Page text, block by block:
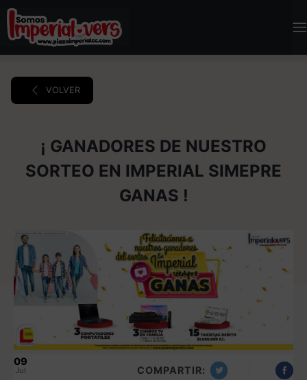
VOLVER
¡ GANADORES DE NUESTRO
SORTEO EN IMPERIAL SIMEPRE
GANAS !
09
Jul COMPARTIR: